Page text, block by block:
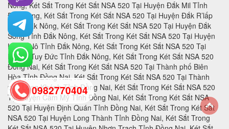
0982770404
back